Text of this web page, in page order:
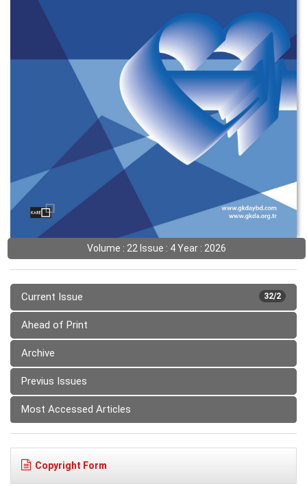
Volume : 22 Issue : 4 Year : 2026
32/2
Current Issue
Ahead of Print
Archive
Previus Issues
Most Accessed Articles
Copyright Form